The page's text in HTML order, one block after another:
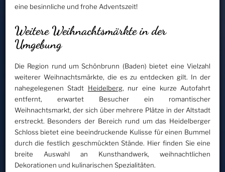
eine besinnliche und frohe Adventszeit!
Weitere Weihnachtsmärkte in der
Umgebung
Die Region rund um Schönbrunn (Baden) bietet eine Vielzahl
weiterer Weihnachtsmärkte, die es zu entdecken gilt. In der
nahegelegenen Stadt Heidelberg, nur eine kurze Autofahrt
entfernt, erwartet Besucher ein romantischer
Weihnachtsmarkt, der sich über mehrere Plätze in der Altstadt
erstreckt. Besonders der Bereich rund um das Heidelberger
Schloss bietet eine beeindruckende Kulisse für einen Bummel
durch die festlich geschmückten Stände. Hier finden Sie eine
breite Auswahl an Kunsthandwerk, weihnachtlichen
Dekorationen und kulinarischen Spezialitäten.